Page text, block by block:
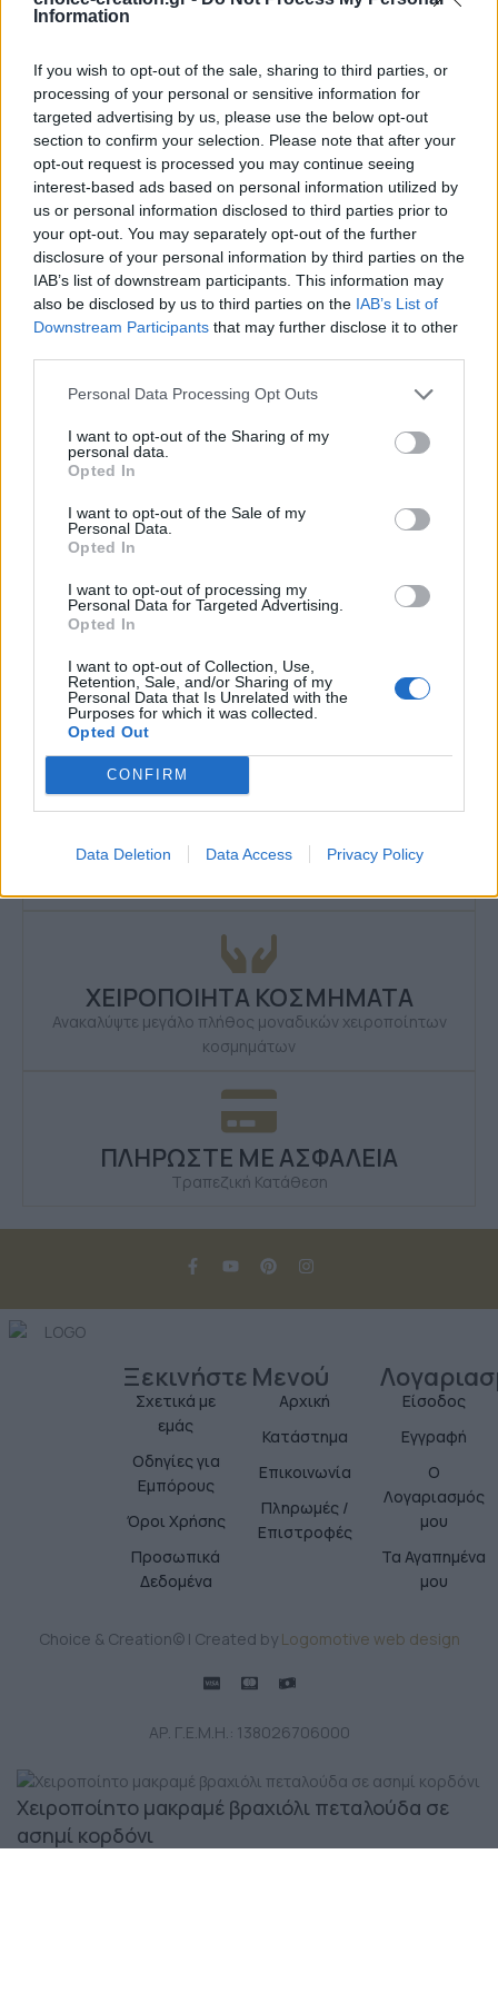
Information
If you wish to opt-out of the sale, sharing to third parties, or
processing of your personal or sensitive information for
targeted advertising by us, please use the below opt-out
section to confirm your selection. Please note that after your
opt-out request is processed you may continue seeing
interest-based ads based on personal information utilized by
us or personal information disclosed to third parties prior to
your opt-out. You may separately opt-out of the further
disclosure of your personal information by third parties on the
IAB’s list of downstream participants. This information may
also be disclosed by us to third parties on the IAB’s List of
Downstream Participants that may further disclose it to other
Personal Data Processing Opt Outs
I want to opt-out of the Sharing of my
personal data.
Opted In
I want to opt-out of the Sale of my
Personal Data.
Opted In
I want to opt-out of processing my
Personal Data for Targeted Advertising.
Opted In
I want to opt-out of Collection, Use,
Retention, Sale, and/or Sharing of my
Personal Data that Is Unrelated with the
Purposes for which it was collected.
Opted Out
CONFIRM
Data Deletion Data Access Privacy Policy
Άτομα βλέπουν αυτό το Προϊόν τώρα!
Κωδικός προϊόντος:p123Κατηγορία: Βραχιόλια
Μάρκα:
Choice and Creation
ΠΕΡΙΓΡΑΦΉ
Περιγραφή
Χειροποίητο μακραμέ βραχιόλι πεταλούδα σε ασημί
κορδόνι
ΤΗΛΕΦΩΝΙΚΕΣ ΠΑΡΑΓΓΕΛΙΕΣ
2106610481, 6980957299
ΧΕΙΡΟΠΟΙΗΤΑ ΚΟΣΜΗΜΑΤΑ
Ανακαλύψτε μεγάλο πλήθος μοναδικών χειροποίητων
κοσμημάτων
ΠΛΗΡΩΣΤΕ ΜΕ ΑΣΦΑΛΕΙΑ
Τραπεζική Κατάθεση
Ξεκινήστε
Σχετικά με
εμάς
Οδηγίες για
Εμπόρους
Όροι Χρήσης
Προσωπικά
Δεδομένα
Μενού
Αρχική
Κατάστημα
Επικοινωνία
Πληρωμές /
Επιστροφές
Είσοδος
Εγγραφή
Ο
Λογαριασμός
μου
Τα Αγαπημένα
μου
Choice & Creation© | Created by Logomotive web design
ΑΡ. Γ.Ε.Μ.Η.: 138026706000
Χειροποίητο μακραμέ βραχιόλι πεταλούδα σε
ασημί κορδόνι